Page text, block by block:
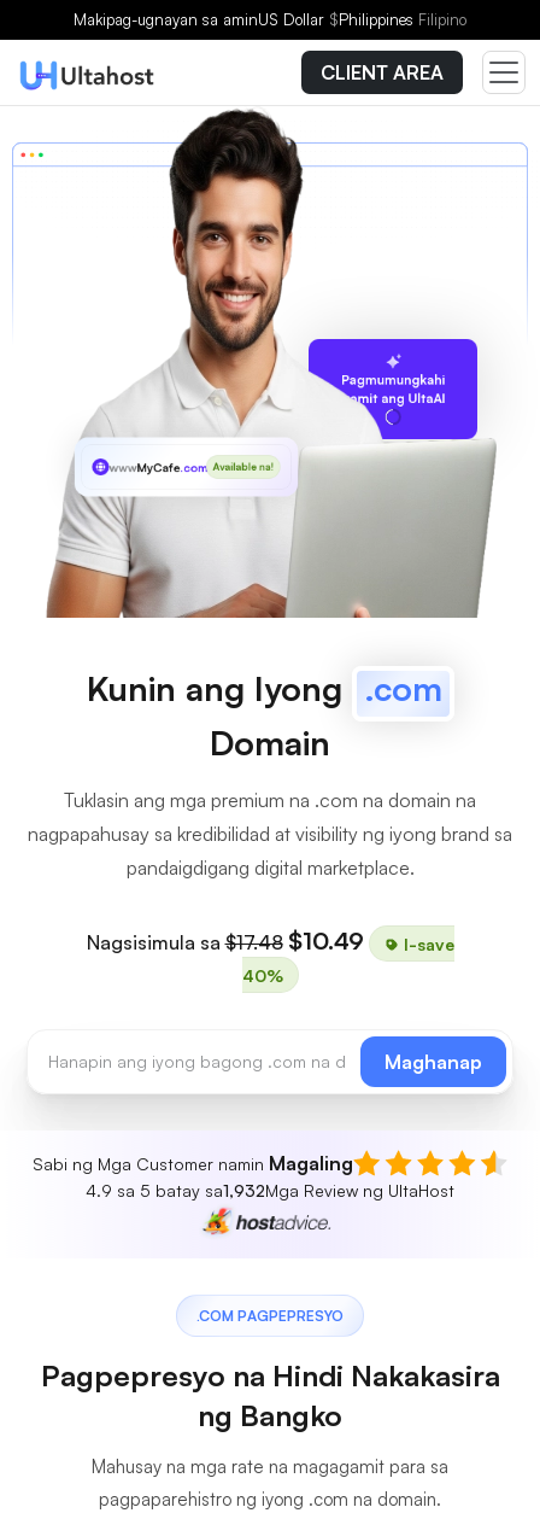
Makipag-ugnayan sa aminUS Dollar $Philippines Filipino
CLIENT AREA
Pagmumungkahi
gamit ang UltaAI
wwwMyCafe.com Available na!
Kunin ang Iyong .com
Domain
Tuklasin ang mga premium na .com na domain na
nagpapahusay sa kredibilidad at visibility ng iyong brand sa
pandaigdigang digital marketplace.
Nagsisimula sa$17.48 $10.49
I-save
40%
Maghanap
Sabi ng Mga Customer namin Magaling
4.9 sa 5 batay sa1,932Mga Review ng UltaHost
.COM PAGPEPRESYO
Pagpepresyo na Hindi Nakakasira
ng Bangko
Mahusay na mga rate na magagamit para sa
pagpaparehistro ng iyong .com na domain.